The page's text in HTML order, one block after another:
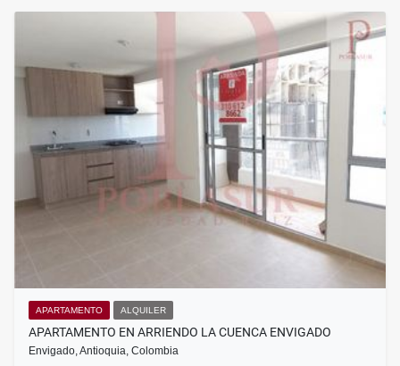
APARTAMENTO ALQUILER
APARTAMENTO EN ARRIENDO LA CUENCA ENVIGADO
Envigado, Antioquia, Colombia